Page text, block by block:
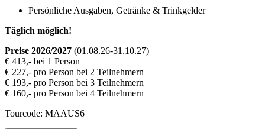
Persönliche Ausgaben, Getränke & Trinkgelder
Täglich möglich!
Preise 2026/2027 (01.08.26-31.10.27)
€ 413,- bei 1 Person
€ 227,- pro Person bei 2 Teilnehmern
€ 193,- pro Person bei 3 Teilnehmern
€ 160,- pro Person bei 4 Teilnehmern
Tourcode: MAAUS6